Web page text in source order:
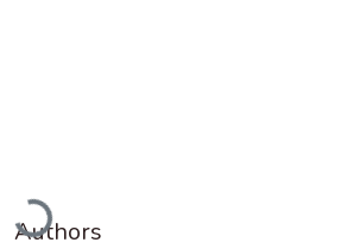
Loading...
Authors